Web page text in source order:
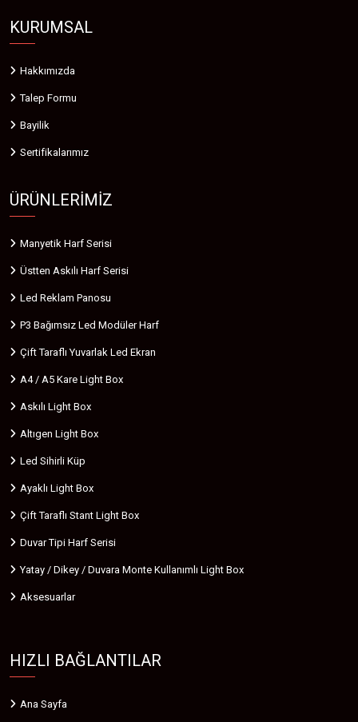
KURUMSAL
Hakkımızda
Talep Formu
Bayilik
Sertifikalarımız
ÜRÜNLERIMIZ
Manyetik Harf Serisi
Üstten Askılı Harf Serisi
Led Reklam Panosu
P3 Bağımsız Led Modüler Harf
Çift Taraflı Yuvarlak Led Ekran
A4 / A5 Kare Light Box
Askılı Light Box
Altıgen Light Box
Led Sihirli Küp
Ayaklı Light Box
Çift Taraflı Stant Light Box
Duvar Tipi Harf Serisi
Yatay / Dikey / Duvara Monte Kullanımlı Light Box
Aksesuarlar
HIZLI BAĞLANTILAR
Ana Sayfa